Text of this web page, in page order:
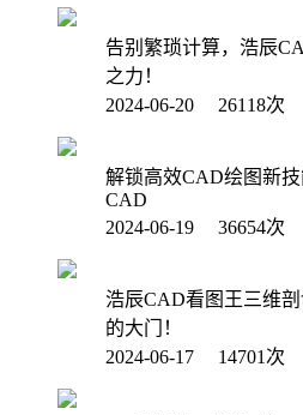
告别繁琐计算，浩辰
之力！
2024-06-20 26118次
解锁高效CAD绘图新
CAD
2024-06-19 36654次
浩辰CAD看图王三维
的大门！
2024-06-17 14701次